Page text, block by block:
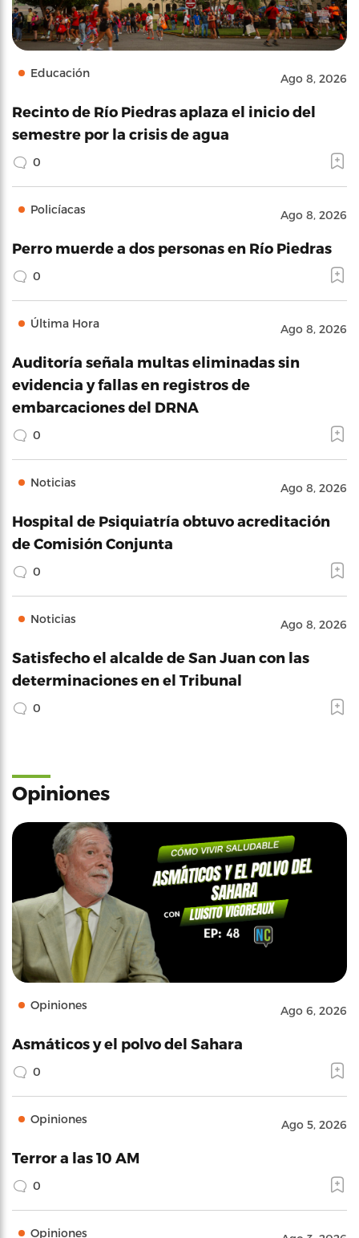
Educación Ago 8, 2026
Recinto de Río Piedras aplaza el inicio del
semestre por la crisis de agua
0
Policíacas Ago 8, 2026
Perro muerde a dos personas en Río Piedras
0
Última Hora Ago 8, 2026
Auditoría señala multas eliminadas sin
evidencia y fallas en registros de
embarcaciones del DRNA
0
Noticias Ago 8, 2026
Hospital de Psiquiatría obtuvo acreditación
de Comisión Conjunta
0
Noticias Ago 8, 2026
Satisfecho el alcalde de San Juan con las
determinaciones en el Tribunal
0
Opiniones
Opiniones Ago 6, 2026
Asmáticos y el polvo del Sahara
0
Opiniones Ago 5, 2026
Terror a las 10 AM
0
Opiniones